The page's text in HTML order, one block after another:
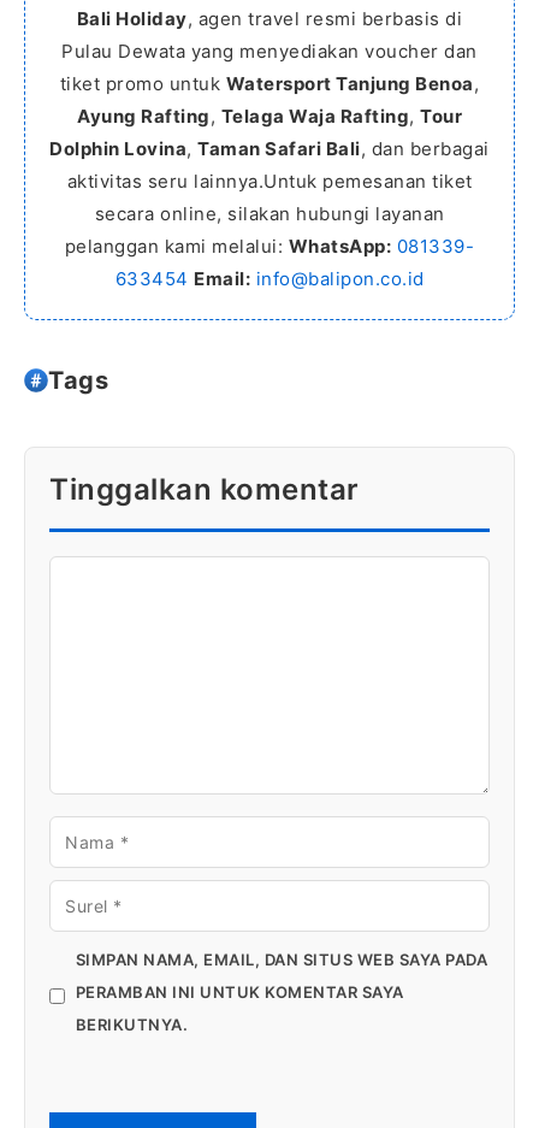
Bali Holiday, agen travel resmi berbasis di
Pulau Dewata yang menyediakan voucher dan
tiket promo untuk Watersport Tanjung Benoa,
Ayung Rafting, Telaga Waja Rafting, Tour
Dolphin Lovina,Taman Safari Bali, dan berbagai
aktivitas seru lainnya.Untuk pemesanan tiket
secara online, silakan hubungi layanan
pelanggan kami melalui: WhatsApp: 081339-
633454 Email: info@balipon.co.id
Tags
Tinggalkan komentar
SUREL
SIMPAN NAMA, EMAIL, DAN SITUS WEB SAYA PADA
PERAMBAN INI UNTUK KOMENTAR SAYA
BERIKUTNYA.